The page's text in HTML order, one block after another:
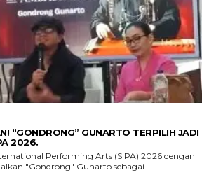
“GONDRONG” GUNARTO TERPILIH JADI
2026.
Performing Arts (SIPA) 2026 dengan
"Gondrong" Gunarto sebagai...